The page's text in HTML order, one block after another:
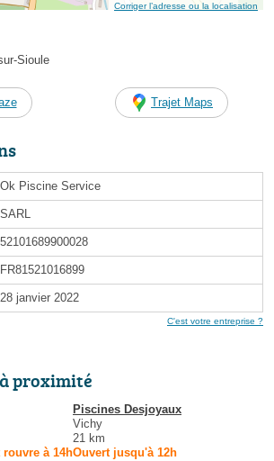
Corriger l’adresse ou la localisation
Sioule
Trajet Maps
Ok Piscine Service
SARL
52101689900028
FR81521016899
28 janvier 2022
C'est votre entreprise ?
proximité
à 14h
Piscines Desjoyaux
Vichy
21 km
Ouvert jusqu'à 12h